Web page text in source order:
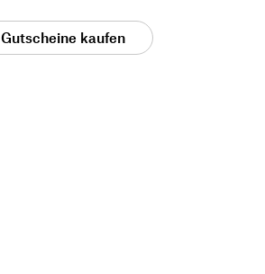
Gutscheine kaufen